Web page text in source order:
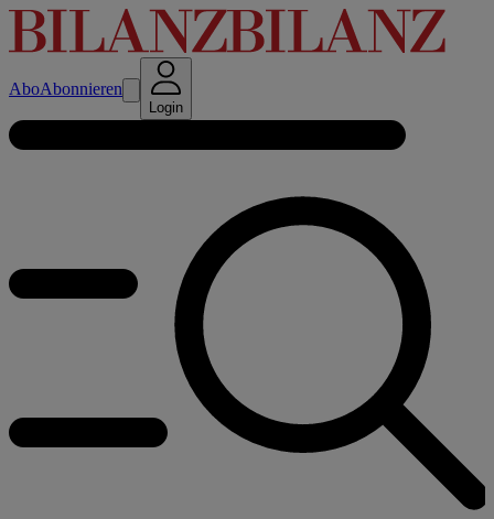
AboAbonnieren
Login